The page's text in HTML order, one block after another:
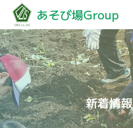
あそび場Group
新着情報